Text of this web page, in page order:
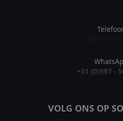
+31 (0)597 -
VOLG ONS OP